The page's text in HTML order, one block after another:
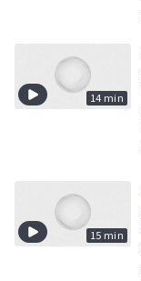
14 min
15 min